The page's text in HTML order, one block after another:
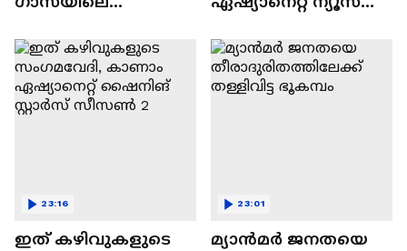
കുഞ്ഞുങ്ങൾ
സീസൺ 2
ഇത് കഴിവുകളുടെ
23:16
മ്യാൻമർ ജനതയെ
23:01